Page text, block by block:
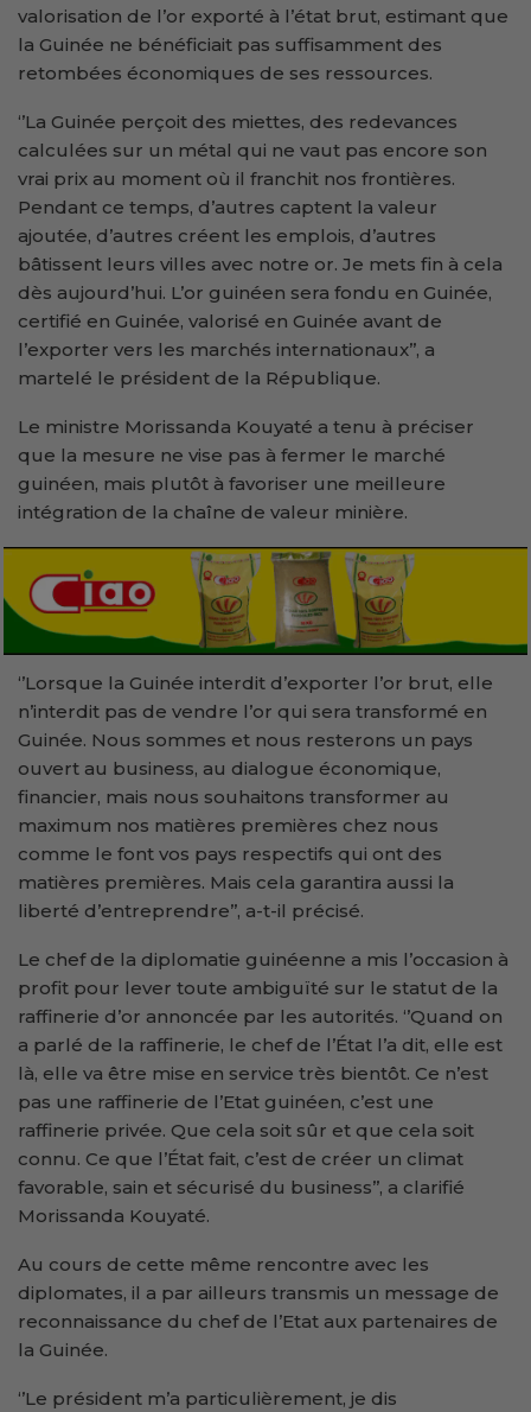
valorisation de l’or exporté à l’état brut, estimant que
la Guinée ne bénéficiait pas suffisamment des
retombées économiques de ses ressources.
‘’La Guinée perçoit des miettes, des redevances
calculées sur un métal qui ne vaut pas encore son
vrai prix au moment où il franchit nos frontières.
Pendant ce temps, d’autres captent la valeur
ajoutée, d’autres créent les emplois, d’autres
bâtissent leurs villes avec notre or. Je mets fin à cela
dès aujourd’hui. L’or guinéen sera fondu en Guinée,
certifié en Guinée, valorisé en Guinée avant de
l’exporter vers les marchés internationaux’’, a
martelé le président de la République.
Le ministre Morissanda Kouyaté a tenu à préciser
que la mesure ne vise pas à fermer le marché
guinéen, mais plutôt à favoriser une meilleure
intégration de la chaîne de valeur minière.
‘’Lorsque la Guinée interdit d’exporter l’or brut, elle
n’interdit pas de vendre l’or qui sera transformé en
Guinée. Nous sommes et nous resterons un pays
ouvert au business, au dialogue économique,
financier, mais nous souhaitons transformer au
maximum nos matières premières chez nous
comme le font vos pays respectifs qui ont des
matières premières. Mais cela garantira aussi la
liberté d’entreprendre’’, a-t-il précisé.
Le chef de la diplomatie guinéenne a mis l’occasion à
profit pour lever toute ambiguïté sur le statut de la
raffinerie d’or annoncée par les autorités. ‘’Quand on
a parlé de la raffinerie, le chef de l’État l’a dit, elle est
là, elle va être mise en service très bientôt. Ce n’est
pas une raffinerie de l’Etat guinéen, c’est une
raffinerie privée. Que cela soit sûr et que cela soit
connu. Ce que l’État fait, c’est de créer un climat
favorable, sain et sécurisé du business’’, a clarifié
Morissanda Kouyaté.
Au cours de cette même rencontre avec les
diplomates, il a par ailleurs transmis un message de
reconnaissance du chef de l’Etat aux partenaires de
la Guinée.
‘’Le président m’a particulièrement, je dis